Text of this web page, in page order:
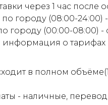
через 1 час после
городу (08:00-24:00)
городу (00:00-08:00) -
о тарифах
в полном
- наличные, перевод